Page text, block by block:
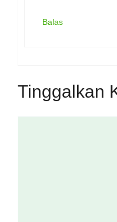
Balas
Tinggalkan